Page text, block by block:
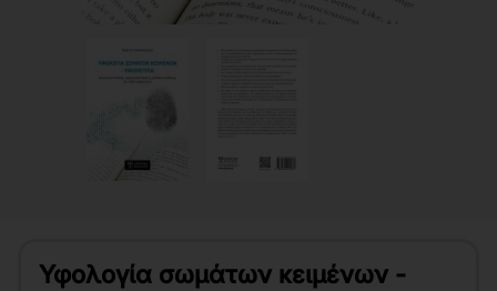
Υφολογία σωμάτων κειμένων -